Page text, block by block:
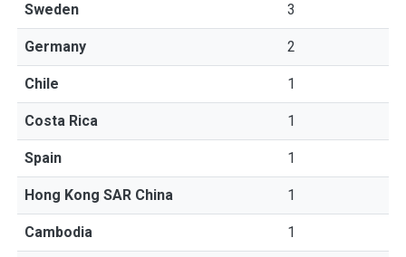
Sweden 3
Germany 2
Chile 1
Costa Rica 1
Spain 1
Hong Kong SAR China 1
Cambodia 1